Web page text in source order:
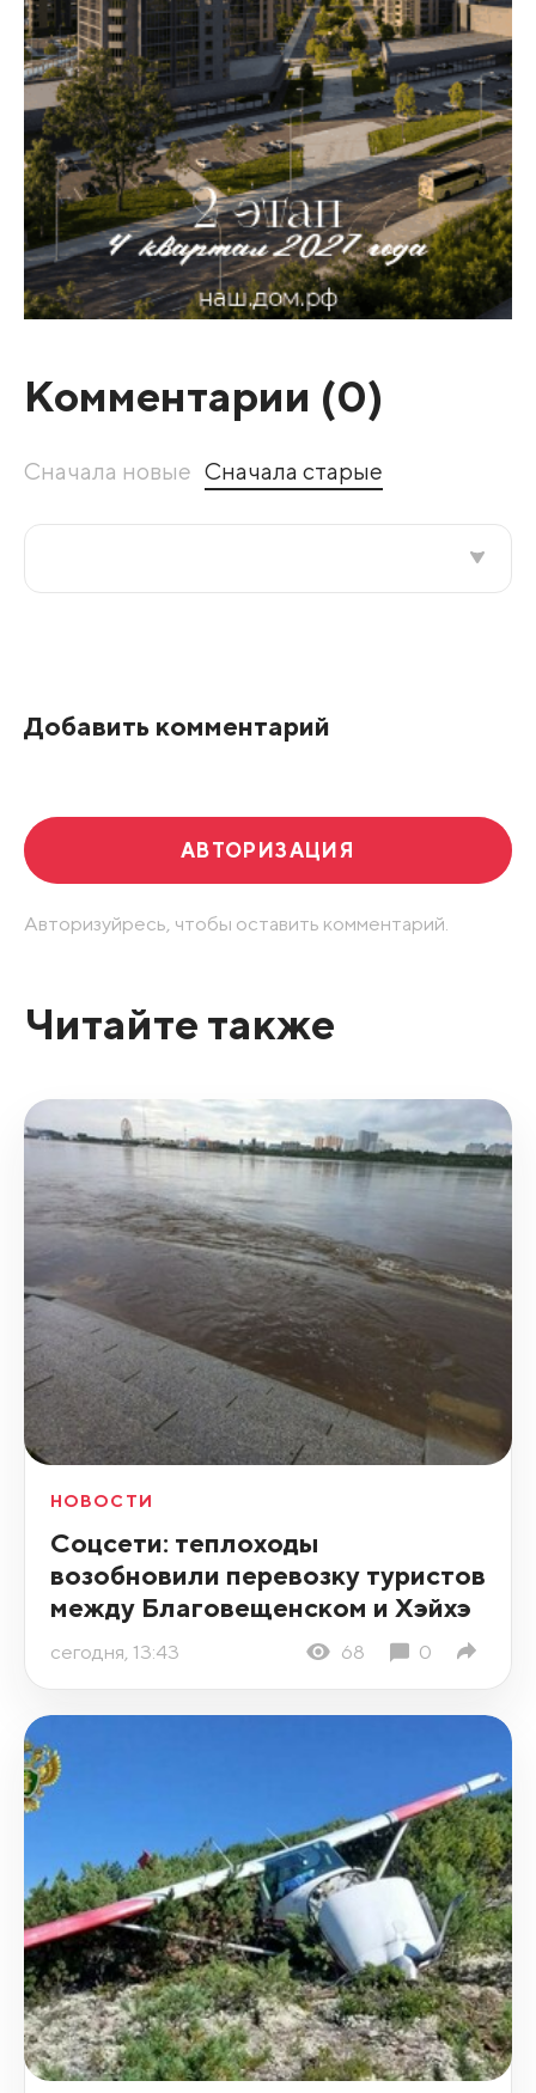
Комментарии (0)
Сначала новые Сначала старые
Добавить комментарий
АВТОРИЗАЦИЯ
Авторизуйресь, чтобы оставить комментарий.
Читайте также
НОВОСТИ
Соцсети: теплоходы
возобновили перевозку туристов
между Благовещенском и Хэйхэ
сегодня, 13:43 68 0